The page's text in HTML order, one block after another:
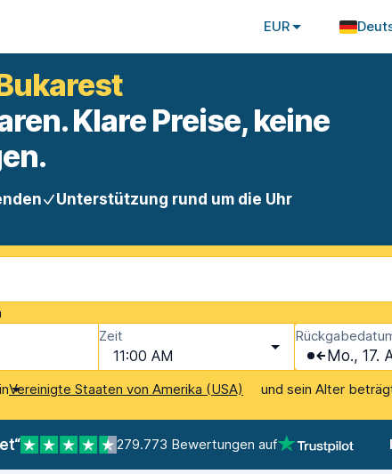
EUR
Klare Preise, keine
Unterstützung rund um die Uhr
Zeit
11:00 AM Mo., 17.
Vereinigte Staaten von Amerika (USA) und sein Alter
279.773 Bewertungen auf